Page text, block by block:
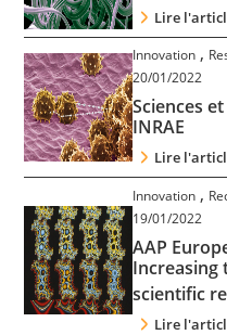
Nous suivre Lire
Innovation ,
20/01/2022
Sciences
INRAE
Lire
Innovation ,
19/01/2022
AAP
scientific
Lire